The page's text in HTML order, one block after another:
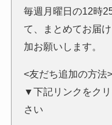
毎週月曜日の12時
て、まとめてお届
加お願いします。
<友だち追加の方法>
▼下記リンクをク
さい